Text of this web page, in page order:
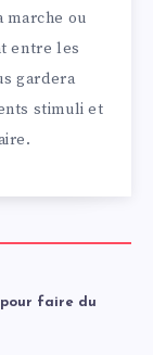
marche ou
entre les
gardera
stimuli et
faire du